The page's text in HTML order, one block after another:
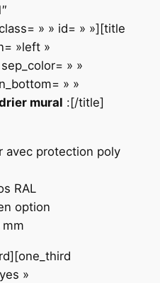
» » id= » »][title
»left »
» »
» »
mural :[/title]
avec protection poly
RAL
option
mm
»